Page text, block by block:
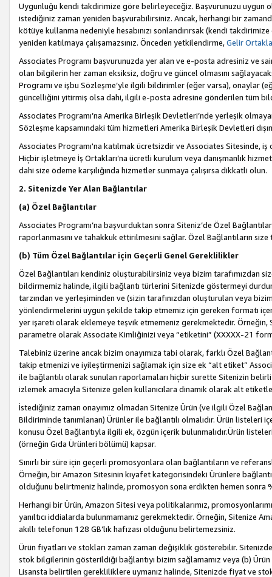
Uygunluğu kendi takdirimize göre belirleyeceğiz. Başvurunuzu uygun
istediğiniz zaman yeniden başvurabilirsiniz. Ancak, herhangi bir
kötüye kullanma nedeniyle hesabınızı sonlandırırsak (kendi
yeniden katılmaya çalışamazsınız. Önceden yetkilendirme,Gelir
Associates Programı başvurunuzda yer alan ve e-posta adresiniz ve
olan bilgilerin her zaman eksiksiz, doğru ve güncel olmasını
Programı ve işbu Sözleşme’yle ilgili bildirimler (eğer varsa), onaylar
güncelliğini yitirmiş olsa dahi, ilgili e-posta adresine gönderilen tüm
Associates Programı’na Amerika Birleşik Devletleri’nde yerleşik
Sözleşme kapsamındaki tüm hizmetleri Amerika Birleşik Devletleri
Associates Programı'na katılmak ücretsizdir ve Associates Sitesinde,
Hiçbir işletmeye İş Ortakları’na ücretli kurulum veya danışmanlık
dahi size ödeme karşılığında hizmetler sunmaya çalışırsa dikkatli olun.
2. Sitenizde Yer Alan Bağlantılar
(a) Özel Bağlantılar
Associates Programı’na başvurduktan sonra Siteniz’de Özel
raporlanmasını ve tahakkuk ettirilmesini sağlar. Özel Bağlantıların
(b) Tüm Özel Bağlantılar için Geçerli Genel Gereklilikler
Özel Bağlantıları kendiniz oluşturabilirsiniz veya bizim tarafımızdan
bildirmemiz halinde, ilgili bağlantı türlerini Sitenizde göstermeyi
tarzından ve yerleşiminden ve (sizin tarafınızdan oluşturulan veya
yönlendirmelerini uygun şekilde takip etmemiz için gereken formatı
yer işareti olarak eklemeye teşvik etmemeniz gerekmektedir. Örneğin,
parametre olarak Associate Kimliğinizi veya “etiketini” (XXXXX-21
Talebiniz üzerine ancak bizim onayımıza tabi olarak, farklı Özel
takip etmenizi ve iyileştirmenizi sağlamak için size ek “alt etiket”
ile bağlantılı olarak sunulan raporlamaları hiçbir surette Sitenizin belirli
izlemek amacıyla Sitenize gelen kullanıcılara dinamik olarak alt
İstediğiniz zaman onayımız olmadan Sitenize Ürün (ve ilgili Özel
Bildiriminde tanımlanan) Ürünler ile bağlantılı olmalıdır. Ürün listeleri
konusu Özel Bağlantıyla ilgili ek, özgün içerik bulunmalıdır.Ürün
(örneğin Gıda Ürünleri bölümü) kapsar.
Sınırlı bir süre için geçerli promosyonlara olan bağlantıların ve
Örneğin, bir Amazon Sitesinin kıyafet kategorisindeki Ürünlere
olduğunu belirtmeniz halinde, promosyon sona erdikten hemen sonra
Herhangi bir Ürün, Amazon Sitesi veya politikalarımız,
yanıltıcı iddialarda bulunmamanız gerekmektedir. Örneğin, Sitenize
akıllı telefonun 128 GB’lık hafızası olduğunu belirtemezsiniz.
Ürün fiyatları ve stokları zaman zaman değişiklik gösterebilir.
stok bilgilerinin gösterildiği bağlantıyı bizim sağlamamız veya (b)
Lisansta belirtilen gerekliliklere uymanız halinde, Sitenizde fiyat ve